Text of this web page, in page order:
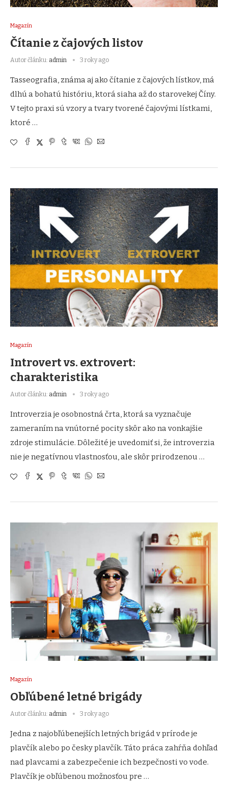
Magazín
Čítanie z čajových listov
Autor článku: admin 3 roky ago
Tasseografia, známa aj ako čítanie z čajových lístkov, má
dlhú a bohatú históriu, ktorá siaha až do starovekej Číny.
V tejto praxi sú vzory a tvary tvorené čajovými lístkami,
ktoré …
Magazín
Introvert vs. extrovert:
charakteristika
Autor článku: admin 3 roky ago
Introverzia je osobnostná črta, ktorá sa vyznačuje
zameraním na vnútorné pocity skôr ako na vonkajšie
zdroje stimulácie. Dôležité je uvedomiť si, že introverzia
nie je negatívnou vlastnosťou, ale skôr prirodzenou …
Magazín
Obľúbené letné brigády
Autor článku: admin 3 roky ago
Jedna z najobľúbenejších letných brigád v prírode je
plavčík alebo po česky plavčík. Táto práca zahŕňa dohľad
nad plavcami a zabezpečenie ich bezpečnosti vo vode.
Plavčík je obľúbenou možnosťou pre …